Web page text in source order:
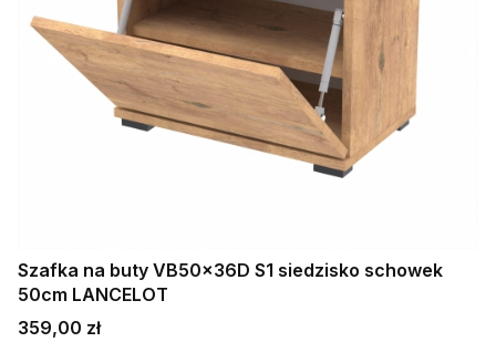
Szafka na buty VB50x36D S1 siedzisko schowek
50cm LANCELOT
Cena
359,00 zł